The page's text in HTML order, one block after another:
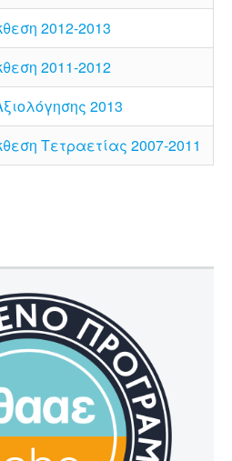
2012-2013
2011-2012
2013
Τετραετίας 2007-2011